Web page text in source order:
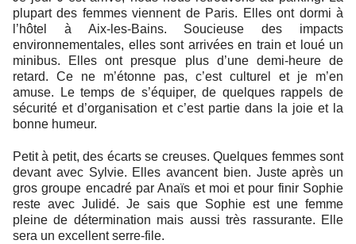
plupart des femmes viennent de Paris. Elles ont dormi à
l’hôtel à Aix-les-Bains. Soucieuse des impacts
environnementales, elles sont arrivées en train et loué un
minibus. Elles ont presque plus d’une demi-heure de
retard. Ce ne m’étonne pas, c’est culturel et je m’en
amuse. Le temps de s’équiper, de quelques rappels de
sécurité et d’organisation et c’est partie dans la joie et la
bonne humeur.
Petit à petit, des écarts se creuses. Quelques femmes sont
devant avec Sylvie. Elles avancent bien. Juste après un
gros groupe encadré par Anaïs et moi et pour finir Sophie
reste avec Julidé. Je sais que Sophie est une femme
pleine de détermination mais aussi très rassurante. Elle
sera un excellent serre-file.